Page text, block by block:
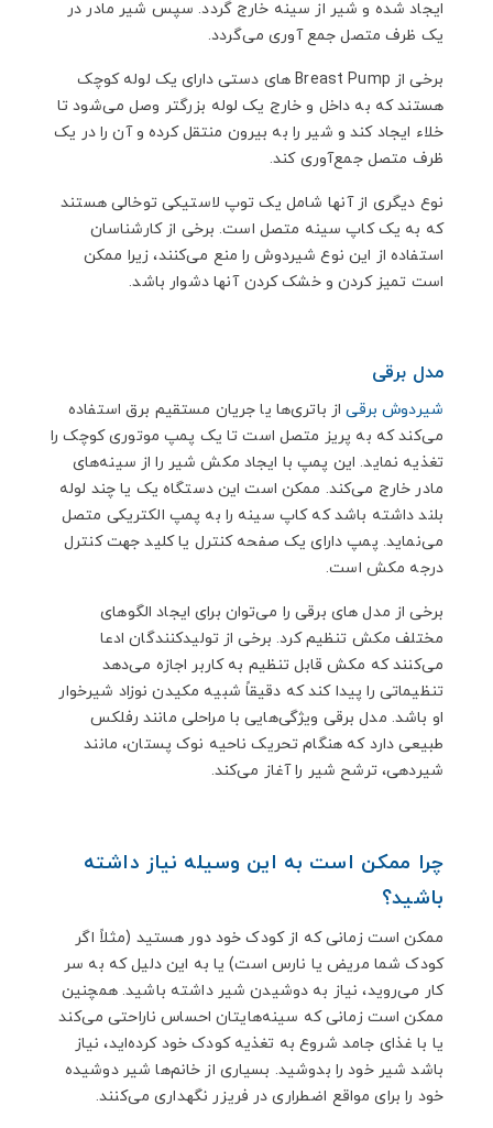
ایجاد شده و شیر از سینه خارج گردد. سپس شیر مادر در
یک ظرف متصل جمع آوری می‌گردد.
برخی از Breast Pump های دستی دارای یک لوله کوچک
هستند که به داخل و خارج یک لوله بزرگتر وصل می‌شود تا
خلاء ایجاد کند و شیر را به بیرون منتقل کرده و آن را در یک
ظرف متصل جمع‌آوری کند.
نوع دیگری از آنها شامل یک توپ لاستیکی توخالی هستند
که به یک کاپ سینه متصل است. برخی از کارشناسان
استفاده از این نوع شیردوش را منع می‌کنند، زیرا ممکن
است تمیز کردن و خشک کردن آنها دشوار باشد.
مدل برقی
شیردوش برقیاز باتری‌ها یا جریان مستقیم برق استفاده
می‌کند که به پریز متصل است تا یک پمپ موتوری کوچک را
تغذیه نماید. این پمپ با ایجاد مکش شیر را از سینه‌های
مادر خارج می‌کند. ممکن است این دستگاه یک یا چند لوله
بلند داشته باشد که کاپ سینه را به پمپ الکتریکی متصل
می‌نماید. پمپ دارای یک صفحه کنترل یا کلید جهت کنترل
درجه مکش است.
برخی از مدل های برقی را می‌توان برای ایجاد الگوهای
مختلف مکش تنظیم کرد. برخی از تولیدکنندگان ادعا
می‌کنند که مکش قابل تنظیم به کاربر اجازه می‌دهد
تنظیماتی را پیدا کند که دقیقاً شبیه مکیدن نوزاد شیرخوار
او باشد. مدل برقی ویژگی‌هایی با مراحلی مانند رفلکس
طبیعی دارد که هنگام تحریک ناحیه نوک پستان، مانند
شیردهی، ترشح شیر را آغاز می‌کند.
چرا ممکن است به این وسیله نیاز داشته
باشید؟
ممکن است زمانی که از کودک خود دور هستید (مثلاً اگر
کودک شما مریض یا نارس است) یا به این دلیل که به سر
کار می‌روید، نیاز به دوشیدن شیر داشته باشید. همچنین
ممکن است زمانی که سینه‌هایتان احساس ناراحتی می‌کند
یا با غذای جامد شروع به تغذیه کودک خود کرده‌اید، نیاز
باشد شیر خود را بدوشید. بسیاری از خانم‌ها شیر دوشیده
خود را برای مواقع اضطراری در فریزر نگهداری می‌کنند.